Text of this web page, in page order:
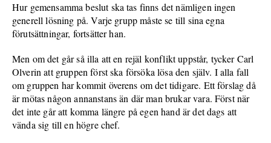
Hur gemensamma beslut ska tas finns det nämligen ingen
generell lösning på. Varje grupp måste se till sina egna
förutsättningar, fortsätter han.
Men om det går så illa att en rejäl konflikt uppstår, tycker Carl
Olverin att gruppen först ska försöka lösa den själv. I alla fall
om gruppen har kommit överens om det tidigare. Ett förslag då
är mötas någon annanstans än där man brukar vara. Först när
det inte går att komma längre på egen hand är det dags att
vända sig till en högre chef.